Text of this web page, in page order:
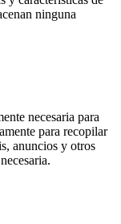
ninguna
necesaria para
para recopilar
anuncios y otros